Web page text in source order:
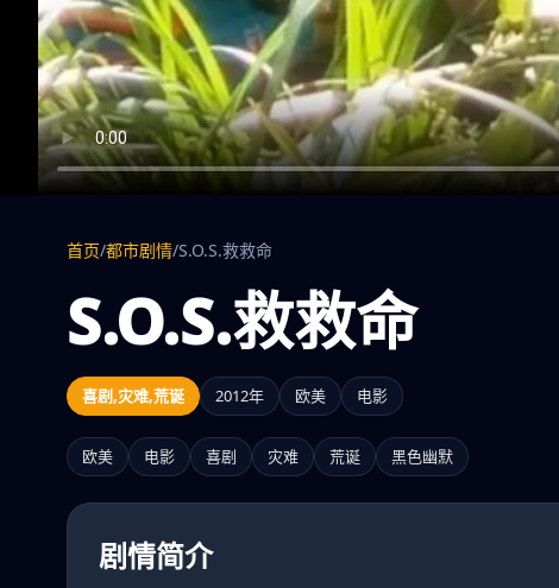
首页/都市剧情/S.O.S.救救命
S.O.S.救救命
喜剧,灾难,荒诞 2012年 欧美 电影
欧美 电影 喜剧 灾难 荒诞 黑色幽默
剧情简介